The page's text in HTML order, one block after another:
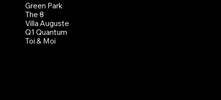
Green Park
The 8
Villa Auguste
Q1 Quantum
Toi & Moi